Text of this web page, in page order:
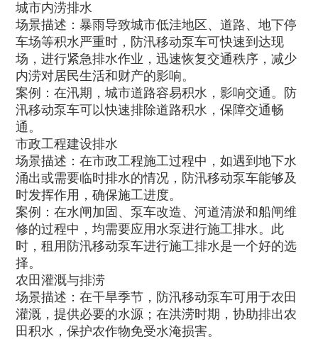
城市内涝排水
场景描述：暴雨导致城市低洼地区、道路、地下停
车场等积水严重时，防汛移动泵车可快速到达现
场，进行紧急排水作业，迅速恢复交通秩序，减少
内涝对居民生活和财产的影响。
案例：在汛期，城市道路容易积水，影响交通。防
汛移动泵车可以快速排除道路积水，保障交通畅
通。
市政工程建设排水
场景描述：在市政工程施工过程中，如遇到地下水
涌出或需要临时排水的情况，防汛移动泵车能够及
时发挥作用，确保施工进度。
案例：在水闸加固、泵车改造、河道清淤和船闸维
修的过程中，均需要应用水泵进行施工排水。此
时，租用防汛移动泵车进行施工排水是一个好的选
择。
农田灌溉与排涝
场景描述：在干旱季节，防汛移动泵车可用于农田
灌溉，提供必要的水源；在洪涝时期，协助排出农
田积水，保护农作物免受水淹损害。